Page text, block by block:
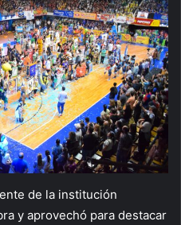
de la institución
y aprovechó para destacar